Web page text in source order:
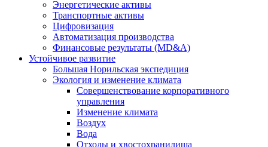
Энергетические активы
Транспортные активы
Цифровизация
Автоматизация производства
Финансовые результаты (MD&A)
Устойчивое развитие
Большая Норильская экспедиция
Экология и изменение климата
Совершенствование корпоративного
управления
Изменение климата
Воздух
Вода
Отходы и хвостохранилища